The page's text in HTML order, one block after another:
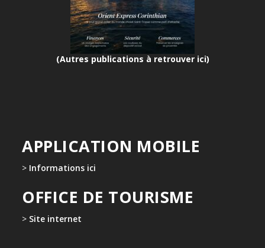
(Autres publications à retrouver ici)
APPLICATION MOBILE
> Informations ici
OFFICE DE TOURISME
> Site internet